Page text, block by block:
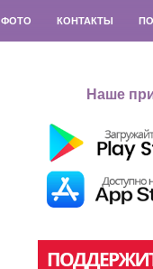
ФОТО КОНТАКТЫ
Наше